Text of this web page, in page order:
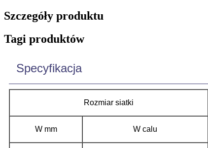
Szczegóły produktu
Tagi produktów
Specyfikacja
Rozmiar siatki
W mm W calu